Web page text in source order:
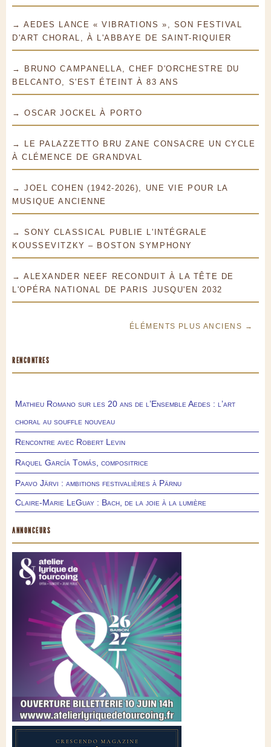
→ AEDES LANCE « VIBRATIONS », SON FESTIVAL
D'ART CHORAL, À L'ABBAYE DE SAINT-RIQUIER
→ BRUNO CAMPANELLA, CHEF D'ORCHESTRE DU
BELCANTO, S'EST ÉTEINT À 83 ANS
→ OSCAR JOCKEL À PORTO
→ LE PALAZZETTO BRU ZANE CONSACRE UN CYCLE
À CLÉMENCE DE GRANDVAL
→ JOEL COHEN (1942-2026), UNE VIE POUR LA
MUSIQUE ANCIENNE
→ SONY CLASSICAL PUBLIE L'INTÉGRALE
KOUSSEVITZKY – BOSTON SYMPHONY
→ ALEXANDER NEEF RECONDUIT À LA TÊTE DE
L'OPÉRA NATIONAL DE PARIS JUSQU'EN 2032
ÉLÉMENTS PLUS ANCIENS →
RENCONTRES
Mathieu Romano sur les 20 ans de l’Ensemble Aedes : l’art
choral au souffle nouveau
Rencontre avec Robert Levin
Raquel García Tomás, compositrice
Paavo Järvi : ambitions festivalières à Pärnu
Claire-Marie LeGuay : Bach, de la joie à la lumière
ANNONCEURS